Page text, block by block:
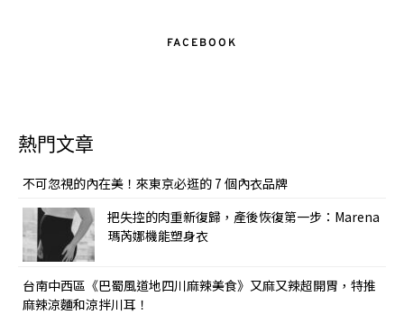
FACEBOOK
熱門文章
不可忽視的內在美！來東京必逛的 7 個內衣品牌
把失控的肉重新復歸，產後恢復第一步：Marena
瑪芮娜機能塑身衣
台南中西區《巴蜀風道地四川麻辣美食》又麻又辣超開胃，特推
麻辣涼麵和涼拌川耳！